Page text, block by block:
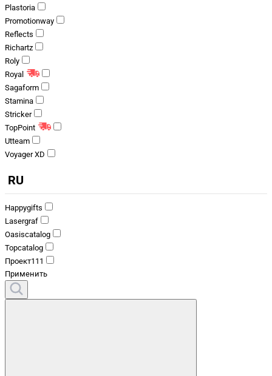
Plastoria
Promotionway
Reflects
Richartz
Roly
Royal
Sagaform
Stamina
Stricker
TopPoint
Utteam
Voyager XD
RU
Happygifts
Lasergraf
Oasiscatalog
Topcatalog
Проект111
Применить